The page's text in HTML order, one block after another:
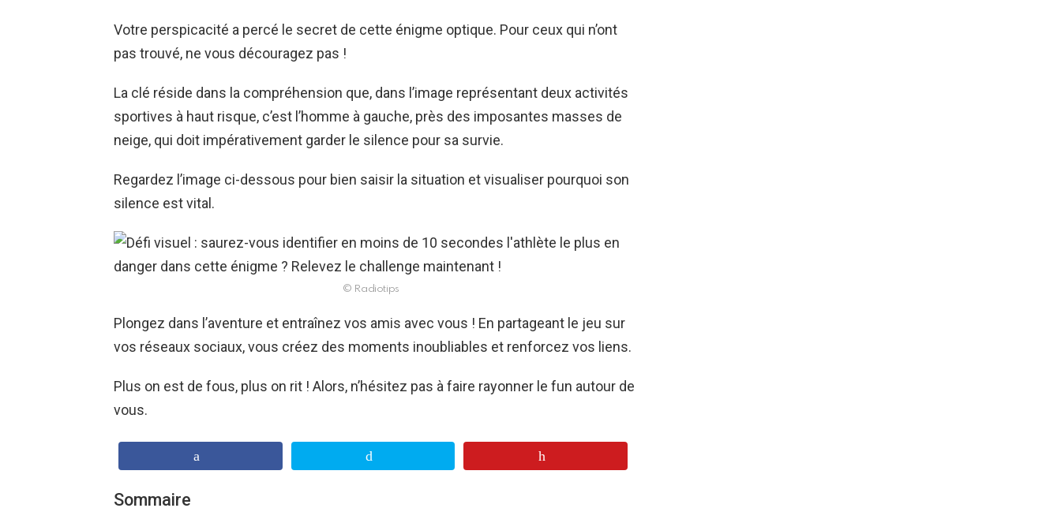
Votre perspicacité a percé le secret de cette énigme optique. Pour ceux qui n’ont
pas trouvé, ne vous découragez pas !
La clé réside dans la compréhension que, dans l’image représentant deux activités
sportives à haut risque, c’est l’homme à gauche, près des imposantes masses de
neige, qui doit impérativement garder le silence pour sa survie.
Regardez l’image ci-dessous pour bien saisir la situation et visualiser pourquoi son
silence est vital.
© Radiotips
Plongez dans l’aventure et entraînez vos amis avec vous ! En partageant le jeu sur
vos réseaux sociaux, vous créez des moments inoubliables et renforcez vos liens.
Plus on est de fous, plus on rit ! Alors, n’hésitez pas à faire rayonner le fun autour de
vous.
Sommaire